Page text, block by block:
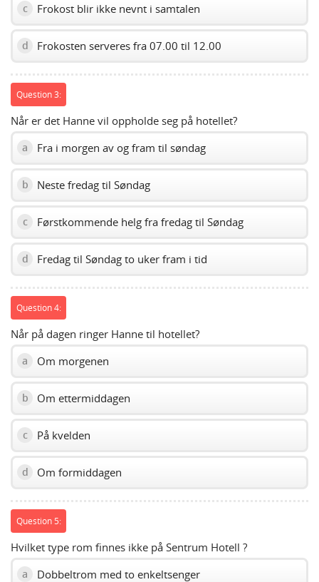
c Frokost blir ikke nevnt i samtalen
d Frokosten serveres fra 07.00 til 12.00
Question 3:
Når er det Hanne vil oppholde seg på hotellet?
a Fra i morgen av og fram til søndag
b Neste fredag til Søndag
c Førstkommende helg fra fredag til Søndag
d Fredag til Søndag to uker fram i tid
Question 4:
Når på dagen ringer Hanne til hotellet?
a Om morgenen
b Om ettermiddagen
c På kvelden
d Om formiddagen
Question 5:
Hvilket type rom finnes ikke på Sentrum Hotell ?
a Dobbeltrom med to enkeltsenger